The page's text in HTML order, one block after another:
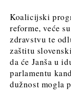
Vijesti
Događanja
Kultura
Sport
Lifestyle
Vijesti
Kultura
Sport
Lifestyle
Hrana
Koalicijski
reforme, veće
zdravstvu te
zaštitu
da će Janša u
parlamentu
dužnost mogla